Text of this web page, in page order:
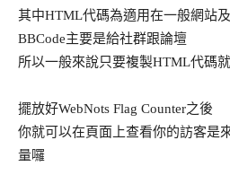
其中HTML代碼為適用在一般網站
BBCode主要是給社群跟論壇
所以一般來說只要複製HTML代碼
擺放好WebNots Flag Counter之後
你就可以在頁面上查看你的訪客是
量囉